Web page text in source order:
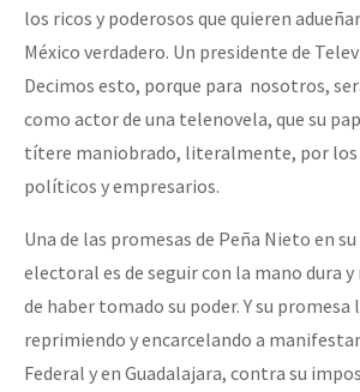
los ricos y poderosos que quieren
México verdadero. Un presidente de
Decimos esto, porque para nosotros,
como actor de una telenovela, que su
títere maniobrado, literalmente, por los
políticos y empresarios.
Una de las promesas de Peña Nieto en
electoral es de seguir con la mano dura
de haber tomado su poder. Y su
reprimiendo y encarcelando a
Federal y en Guadalajara, contra su